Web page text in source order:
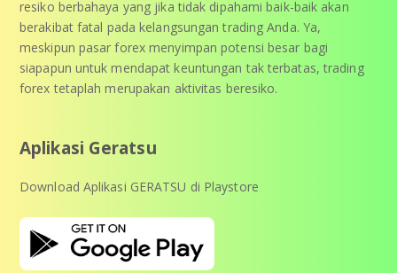
resiko berbahaya yang jika tidak dipahami baik-baik akan
berakibat fatal pada kelangsungan trading Anda. Ya,
meskipun pasar forex menyimpan potensi besar bagi
siapapun untuk mendapat keuntungan tak terbatas, trading
forex tetaplah merupakan aktivitas beresiko.
Aplikasi Geratsu
Download Aplikasi GERATSU di Playstore